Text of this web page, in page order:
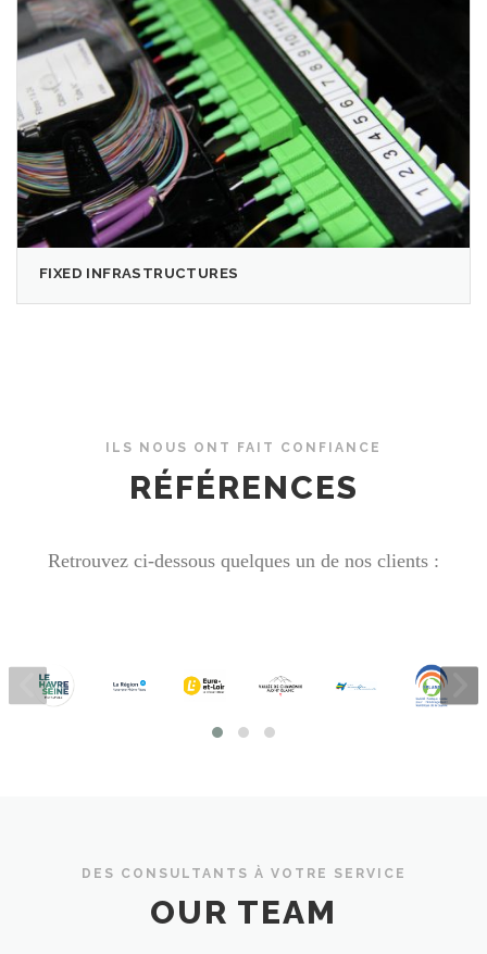
FIXED INFRASTRUCTURES
ILS NOUS ONT FAIT CONFIANCE
RÉFÉRENCES
Retrouvez ci-dessous quelques un de nos clients :
DES CONSULTANTS À VOTRE SERVICE
OUR TEAM